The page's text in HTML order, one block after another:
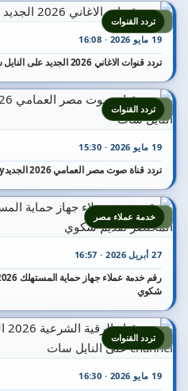
1
19 مايو 2026 · 16:08
تردد قنوات الاغاني 2026 الجديد على النايل سات
تردد القنوات
2
19 مايو 2026 · 15:30
تردد قناة صوت مصر العمامي 2026 الجديدal amamy على النايل سات
تردد القنوات
3
27 أبريل 2026 · 16:57
شكوي
خدمة عملاء مصر
4
19 مايو 2026 · 16:30
تردد القنوات